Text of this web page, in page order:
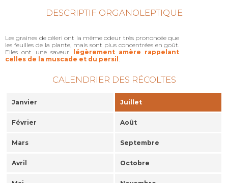
DESCRIPTIF ORGANOLEPTIQUE
Les graines de céleri ont la même odeur très prononcée que
les feuilles de la plante, mais sont plus concentrées en goût.
Elles ont une saveur légèrement amère rappelant
celles de la muscade et du persil
CALENDRIER DES RÉCOLTES
Janvier Juillet
Février Août
Mars Septembre
Avril Octobre